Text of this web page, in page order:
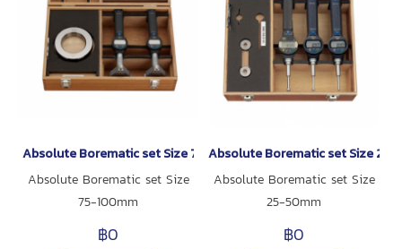
Absolute Borematic set Size 75-100mm
Absolute Borematic set Size
75-100mm
฿0
Absolute Borematic set Size 25-
Absolute Borematic set Size
25-50mm
฿0